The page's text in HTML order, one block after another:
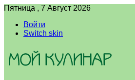
Пятница , 7 Август 2026
Войти
Switch skin